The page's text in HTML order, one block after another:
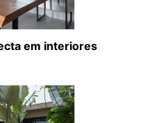
em interiores